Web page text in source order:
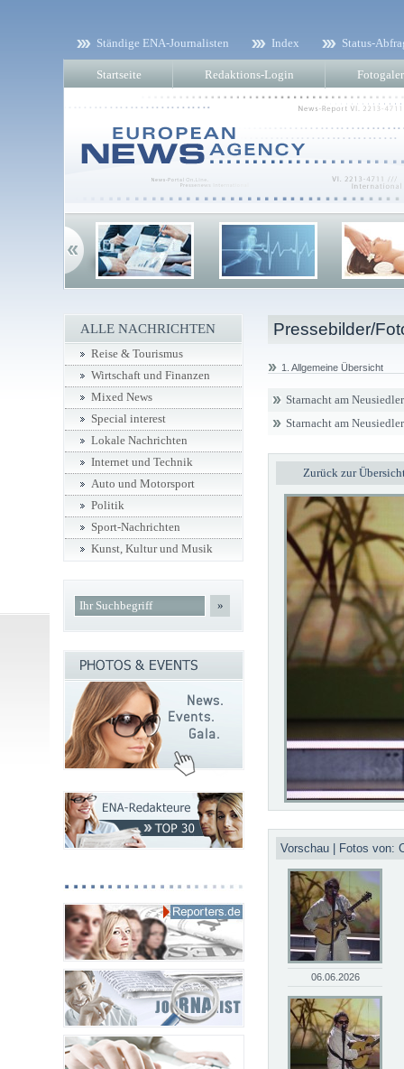
Ständige ENA-Journalisten Index Status-
Startseite Redaktions-Login
Pressebilder/
1. Allgemeine Übersicht
Starnacht am
Starnacht am
Zurück zur
Vorschau | Fotos von:
06.06.2026
ALLE NACHRICHTEN
Reise & Tourismus
Wirtschaft und Finanzen
Mixed News
Special interest
Lokale Nachrichten
Internet und Technik
Auto und Motorsport
Politik
Sport-Nachrichten
Kunst, Kultur und Musik
»